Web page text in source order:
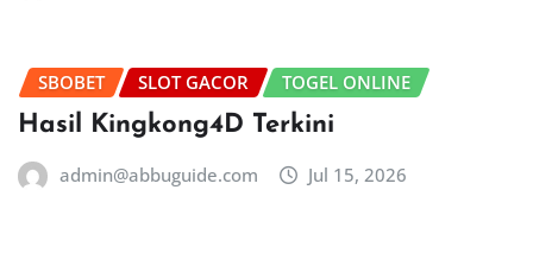
SBOBET SLOT GACOR TOGEL ONLINE
Hasil Kingkong4D Terkini
admin@abbuguide.com Jul 15, 2026